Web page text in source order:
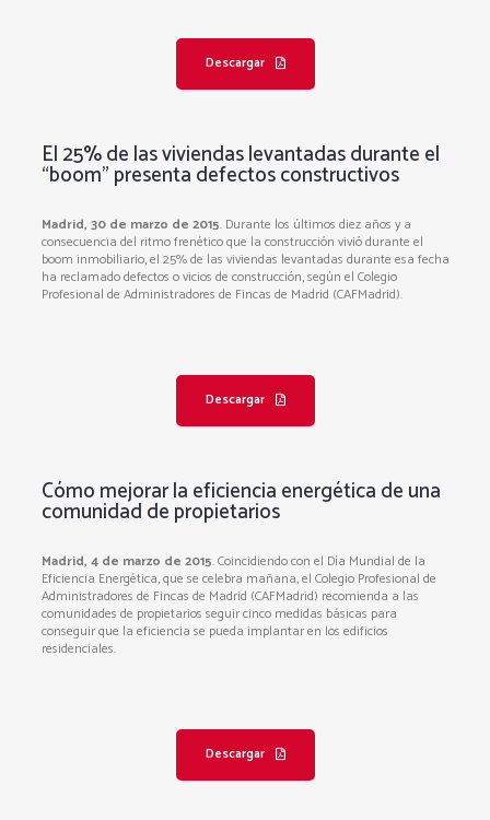
Descargar
El 25% de las viviendas levantadas durante el
“boom” presenta defectos constructivos
Madrid, 30 de marzo de 2015. Durante los últimos diez años y a
consecuencia del ritmo frenético que la construcción vivió durante el
boom inmobiliario, el 25% de las viviendas levantadas durante esa fecha
ha reclamado defectos o vicios de construcción, según el Colegio
Profesional de Administradores de Fincas de Madrid (CAFMadrid).
Descargar
Cómo mejorar la eficiencia energética de una
comunidad de propietarios
Madrid, 4 de marzo de 2015. Coincidiendo con el Día Mundial de la
Eficiencia Energética, que se celebra mañana, el Colegio Profesional de
Administradores de Fincas de Madrid (CAFMadrid) recomienda a las
comunidades de propietarios seguir cinco medidas básicas para
conseguir que la eficiencia se pueda implantar en los edificios
residenciales.
Descargar